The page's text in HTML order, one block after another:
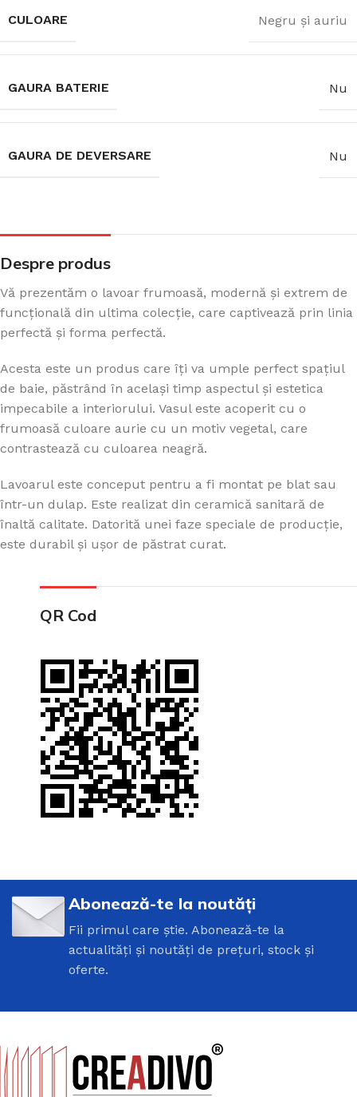
CULOARE Negru și auriu
GAURA BATERIE Nu
GAURA DE DEVERSARE Nu
Despre produs
Vă prezentăm o lavoar frumoasă, modernă și extrem de
funcțională din ultima colecție, care captivează prin linia
perfectă și forma perfectă.
Acesta este un produs care îți va umple perfect spațiul
de baie, păstrând în același timp aspectul și estetica
impecabile a interiorului. Vasul este acoperit cu o
frumoasă culoare aurie cu un motiv vegetal, care
contrastează cu culoarea neagră.
Lavoarul este conceput pentru a fi montat pe blat sau
într-un dulap. Este realizat din ceramică sanitară de
înaltă calitate. Datorită unei faze speciale de producție,
este durabil și ușor de păstrat curat.
QR Cod
Abonează-te la noutăți
Fii primul care știe. Abonează-te la
actualități și noutăți de prețuri, stock și
oferte.